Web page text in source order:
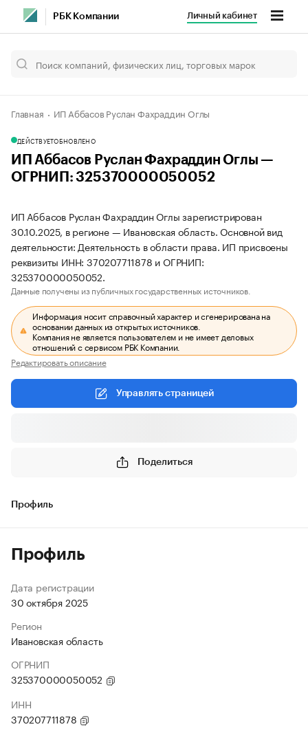
РБК Компании Личный кабинет
Главная ИП Аббасов Руслан Фахраддин Оглы
ДЕЙСТВУЕТОБНОВЛЕНО
ИП Аббасов Руслан Фахраддин Оглы —
ОГРНИП: 325370000050052
ИП Аббасов Руслан Фахраддин Оглы зарегистрирован
30.10.2025, в регионе — Ивановская область. Основной вид
деятельности: Деятельность в области права. ИП присвоены
реквизиты ИНН: 370207711878 и ОГРНИП:
325370000050052.
Данные получены из публичных государственных источников.
Информация носит справочный характер и сгенерирована на
основании данных из открытых источников.
Компания не является пользователем и не имеет деловых
отношений с сервисом РБК Компании.
Редактировать описание
Управлять страницей
Поделиться
Профиль
Профиль
Дата регистрации
30 октября 2025
Регион
Ивановская область
ОГРНИП
325370000050052
ИНН
370207711878